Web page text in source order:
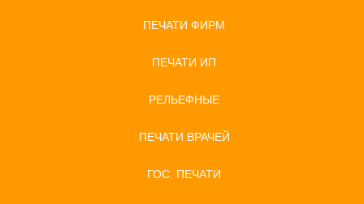
ПЕЧАТИ ФИРМ
ПЕЧАТИ ИП
РЕЛЬЕФНЫЕ
ПЕЧАТИ ВРАЧЕЙ
ГОС. ПЕЧАТИ